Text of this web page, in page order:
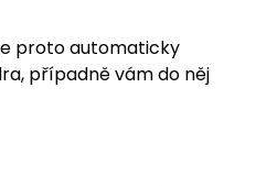
proto automaticky
případně vám do něj